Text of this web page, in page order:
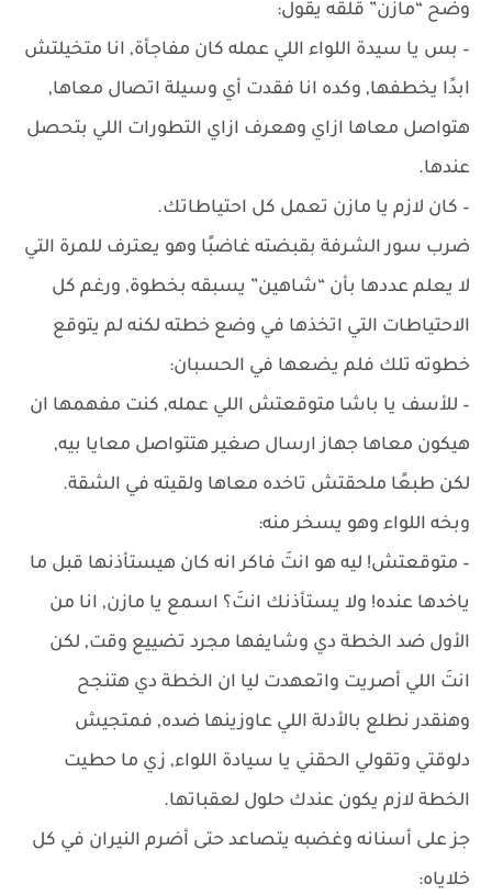
وضح “مازن” قلقه يقول:
– بس يا سيدة اللواء اللي عمله كان مفاجأة, انا متخيلتش
ابدًا يخطفها, وكده انا فقدت أي وسيلة اتصال معاها,
هتواصل معاها ازاي وهعرف ازاي التطورات اللي بتحصل
عندها.
– كان لازم يا مازن تعمل كل احتياطاتك.
ضرب سور الشرفة بقبضته غاضبًا وهو يعترف للمرة التي
لا يعلم عددها بأن “شاهين” يسبقه بخطوة, ورغم كل
الاحتياطات التي اتخذها في وضع خطته لكنه لم يتوقع
خطوته تلك فلم يضعها في الحسبان:
– للأسف يا باشا متوقعتش اللي عمله, كنت مفهمها ان
هيكون معاها جهاز ارسال صغير هتتواصل معايا بيه,
لكن طبعًا ملحقتش تاخده معاها ولقيته في الشقة.
وبخه اللواء وهو يسخر منه:
– متوقعتش! ليه هو انتَ فاكر انه كان هيستأذنها قبل ما
ياخدها عنده! ولا يستأذنك انتَ؟ اسمع يا مازن, انا من
الأول ضد الخطة دي وشايفها مجرد تضييع وقت, لكن
انتَ اللي أصريت واتعهدت ليا ان الخطة دي هتنجح
وهنقدر نطلع بالأدلة اللي عاوزينها ضده, فمتجيش
دلوقتي وتقولي الحقني يا سيادة اللواء, زي ما حطيت
الخطة لازم يكون عندك حلول لعقباتها.
جز على أسنانه وغضبه يتصاعد حتى أضرم النيران في كل
خلاياه: